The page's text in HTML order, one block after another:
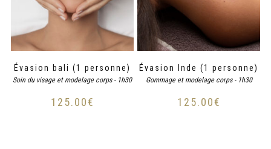
Évasion bali (1 personne)
Soin du visage et modelage corps - 1h30
125.00€
Évasion Inde (1 personne)
Gommage et modelage corps - 1h30
125.00€